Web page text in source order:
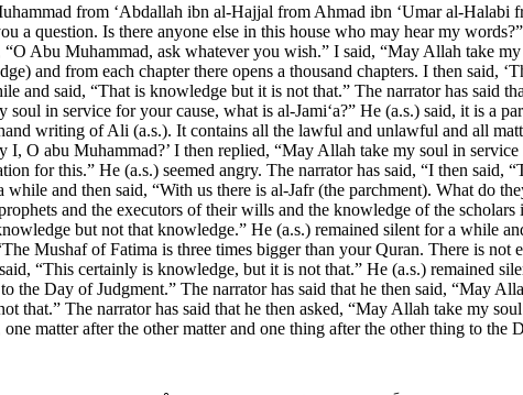
from ‘Abdallah ibn al-Hajjal from Ahmad ibn ‘Umar al-
a question. Is there anyone else in this house who may hear my
Abu Muhammad, ask whatever you wish.” I said, “May Allah take
and from each chapter there opens a thousand chapters. I then said,
and said, “That is knowledge but it is not that.” The narrator has said
in service for your cause, what is al-Jami‘a?” He (a.s.) said, it is a
writing of Ali (a.s.). It contains all the lawful and unlawful and all
I, O abu Muhammad?’ I then replied, “May Allah take my soul in
for this.” He (a.s.) seemed angry. The narrator has said, “I then
and then said, “With us there is al-Jafr (the parchment). What do
and the executors of their wills and the knowledge of the
but not that knowledge.” He (a.s.) remained silent for a while
Mushaf of Fatima is three times bigger than your Quran. There is not
“This certainly is knowledge, but it is not that.” He (a.s.) remained
the Day of Judgment.” The narrator has said that he then said, “May
that.” The narrator has said that he then asked, “May Allah take my
matter after the other matter and one thing after the other thing to the